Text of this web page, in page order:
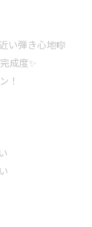
い弾き心地🎼
成度✨
！